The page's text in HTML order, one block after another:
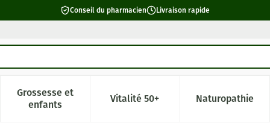
Conseil du pharmacien Livraison rapide
Beauté, soins et hygiène
menu pour la catégorie Régime, alimentation &
Grossesse et
enfantsAfficher le sous-menu pour la catégorie Grossesse
Vitalité 50+Afficher le sous-menu pour la
Naturopathie
Afficher le